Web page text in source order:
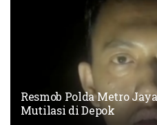
Resmob Polda Metro
Mutilasi di Depok